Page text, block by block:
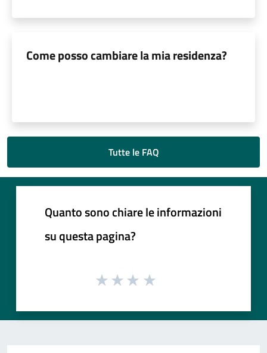
Come posso cambiare la mia residenza?
Tutte le FAQ
Quanto sono chiare le informazioni
su questa pagina?